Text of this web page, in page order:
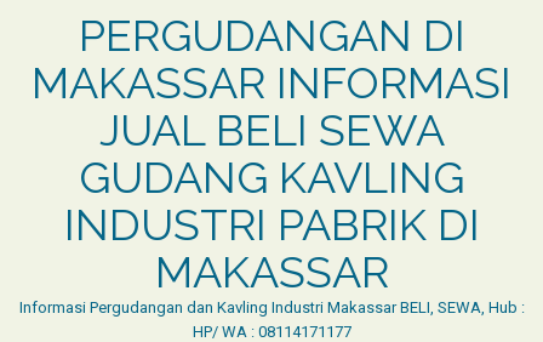
PERGUDANGAN DI
MAKASSAR INFORMASI
JUAL BELI SEWA
GUDANG KAVLING
INDUSTRI PABRIK DI
MAKASSAR
Informasi Pergudangan dan Kavling Industri Makassar BELI, SEWA, Hub :
HP/ WA : 08114171177